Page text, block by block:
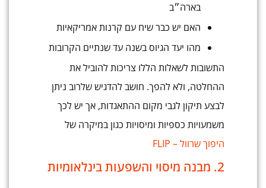
בארה״ב
האם יש כבר שיח עם קרנות אמריקאיות
מהו יעד הגיוס בשנה עד שנתיים הקרובות
התשובות לשאלות הללו צריכות להוביל את
ההחלטה, ולא להפך. חושב להדגיש שלרוב ניתן
לבצע תיקון לגבי מקום ההתאגדות, אך יש לכך
משמעויות כספיות ומיסויות כגון במיקרה של
היפוך שרוול – FLIP
2. מבנה מיסוי והשפעות בינלאומיות